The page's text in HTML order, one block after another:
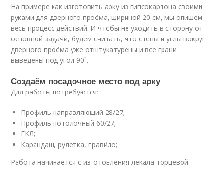
На примере как изготовить арку из гипсокартона своими
руками для дверного проёма, шириной 20 см, мы опишем
весь процесс действий. И чтобы не уходить в сторону от
основной задачи, будем считать, что стены и углы вокруг
дверного проёма уже отштукатурены и все грани
выведены под угол 90˚.
Создаём посадочное место под арку
Для работы потребуются:
Профиль направляющий 28/27;
Профиль потолочный 60/27;
ГКЛ;
Карандаш, рулетка, прави́ло;
Работа начинается с изготовления лекала торцевой